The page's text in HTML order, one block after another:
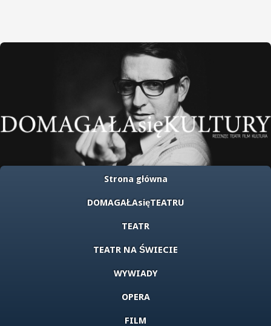
Strona główna
DOMAGAŁAsięTEATRU
TEATR
TEATR NA ŚWIECIE
WYWIADY
OPERA
FILM